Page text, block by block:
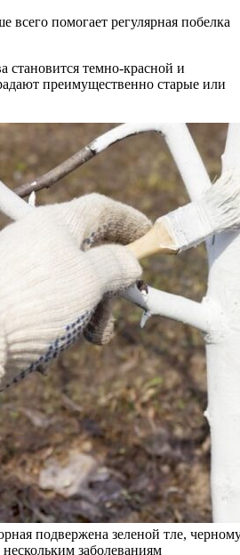
всего помогает регулярная побелка
становится темно-красной и
преимущественно старые или
подвержена зеленой тле,
заболеваниям